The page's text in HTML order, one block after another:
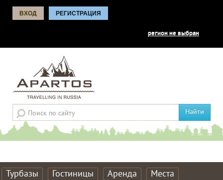
ВХОД РЕГИСТРАЦИЯ
регион не выбран
Найти
Турбазы Гостиницы Аренда
Места